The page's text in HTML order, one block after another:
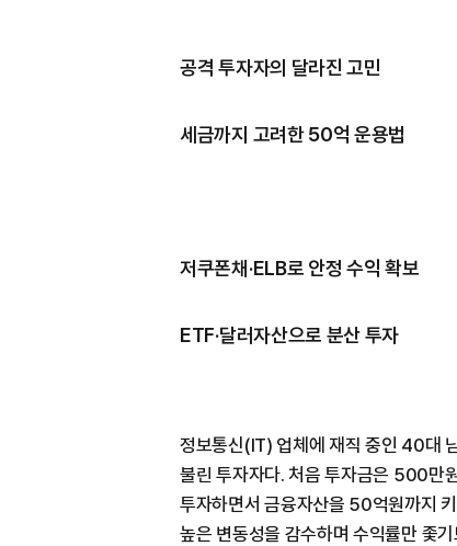
공격 투자자의 달라진 고민
세금까지 고려한 50억 운용법
저쿠폰채·ELB로 안정 수익 확보
ETF·달러자산으로 분산 투자
정보통신(IT) 업체에 재직 중인 40대
불린 투자자다. 처음 투자금은 500만
투자하면서 금융자산을 50억원까지
높은 변동성을 감수하며 수익률만 좇